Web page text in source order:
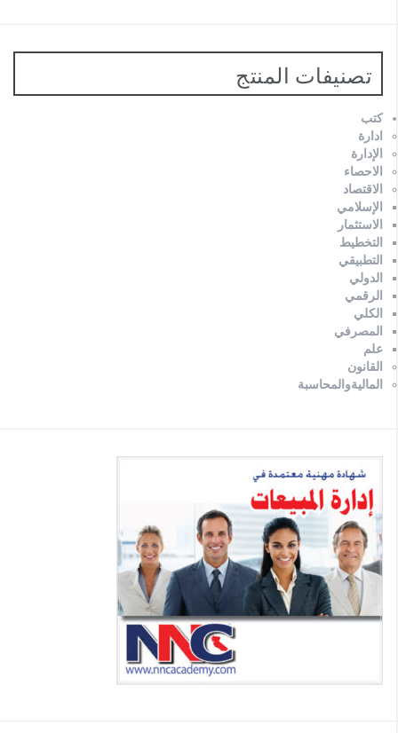
تصنيفات المنتج
كتب
ادارة
الإدارة
الاحصاء
الاقتصاد
الإسلامي
الاستثمار
التخطيط
التطبيقي
الدولي
الرقمي
الكلي
المصرفي
علم
القانون
الماليةوالمحاسبة